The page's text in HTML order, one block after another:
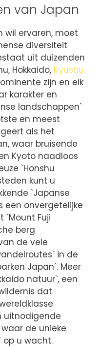
van Japan
wil ervaren, moet
diversiteit
uit duizenden
Hokkaido, Kyushu
zijn en elk
karakter en
landschappen`
en meest
als het
waar bruisende
Kyoto naadloos
`Honshu
kunt u
`Japanse
een onvergetelijke
`Mount Fuji
berg
de vele
in de
Japan`. Meer
natuur`, een
dat
uitnodigende
de unieke
op u wacht.